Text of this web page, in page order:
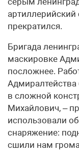
артиллерийский
прекратился.
Бригада
маскировке
посложнее.
Адмиралтейства
в сложной
Михайлович, –
использовали
снаряжение:
сшили нам